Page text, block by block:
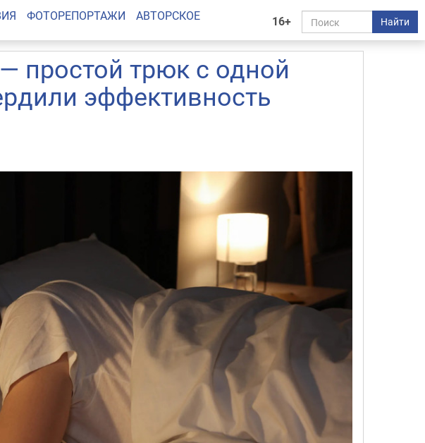
16+ Найти
ФОТОРЕПОРТАЖИ АВТОРСКОЕ
простой трюк с одной
эффективность